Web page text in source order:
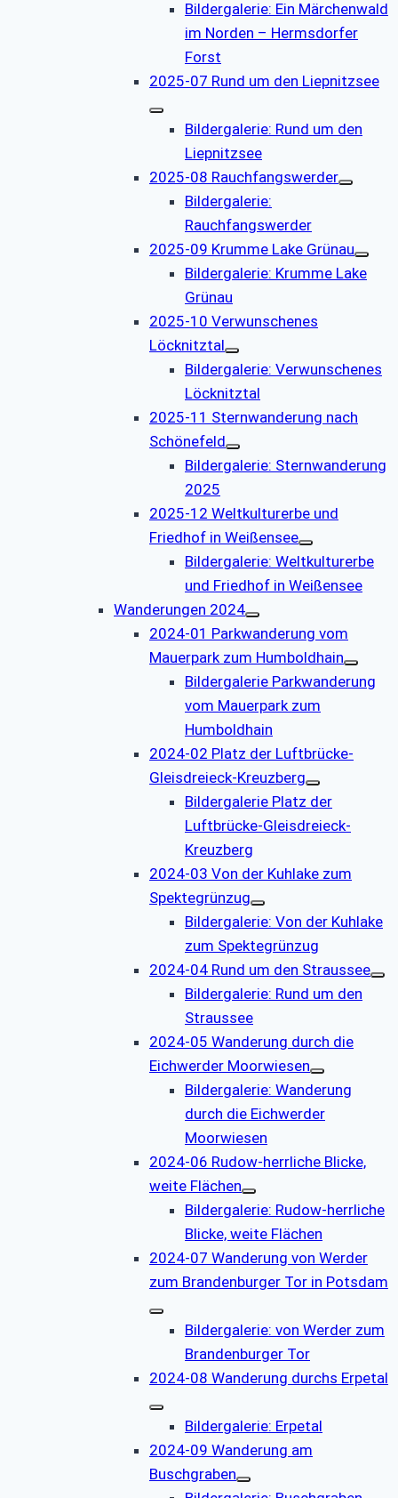
Bildergalerie: Ein Märchenwald
im Norden – Hermsdorfer
Forst
2025-07 Rund um den Liepnitzsee
Bildergalerie: Rund um den
Liepnitzsee
2025-08 Rauchfangswerder
Bildergalerie:
Rauchfangswerder
2025-09 Krumme Lake Grünau
Bildergalerie: Krumme Lake
Grünau
2025-10 Verwunschenes
Löcknitztal
Bildergalerie: Verwunschenes
Löcknitztal
2025-11 Sternwanderung nach
Schönefeld
Bildergalerie: Sternwanderung
2025
2025-12 Weltkulturerbe und
Friedhof in Weißensee
Bildergalerie: Weltkulturerbe
und Friedhof in Weißensee
Wanderungen 2024
2024-01 Parkwanderung vom
Mauerpark zum Humboldhain
Bildergalerie Parkwanderung
vom Mauerpark zum
Humboldhain
2024-02 Platz der Luftbrücke-
Gleisdreieck-Kreuzberg
Bildergalerie Platz der
Luftbrücke-Gleisdreieck-
Kreuzberg
2024-03 Von der Kuhlake zum
Spektegrünzug
Bildergalerie: Von der Kuhlake
zum Spektegrünzug
2024-04 Rund um den Straussee
Bildergalerie: Rund um den
Straussee
2024-05 Wanderung durch die
Eichwerder Moorwiesen
Bildergalerie: Wanderung
durch die Eichwerder
Moorwiesen
2024-06 Rudow-herrliche Blicke,
weite Flächen
Bildergalerie: Rudow-herrliche
Blicke, weite Flächen
2024-07 Wanderung von Werder
zum Brandenburger Tor in Potsdam
Bildergalerie: von Werder zum
Brandenburger Tor
2024-08 Wanderung durchs Erpetal
Bildergalerie: Erpetal
2024-09 Wanderung am
Buschgraben